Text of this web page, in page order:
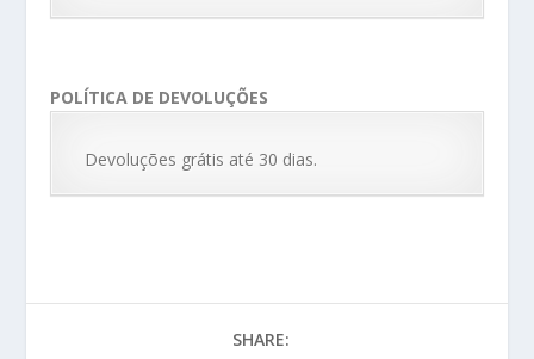
POLÍTICA DE DEVOLUÇÕES
Devoluções grátis até 30 dias.
SHARE: